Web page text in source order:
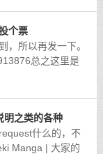
个票
，所以再发一下。
总之这里是
个投票流程，导
明之类的各种
什么的，不
Manga | 大家的